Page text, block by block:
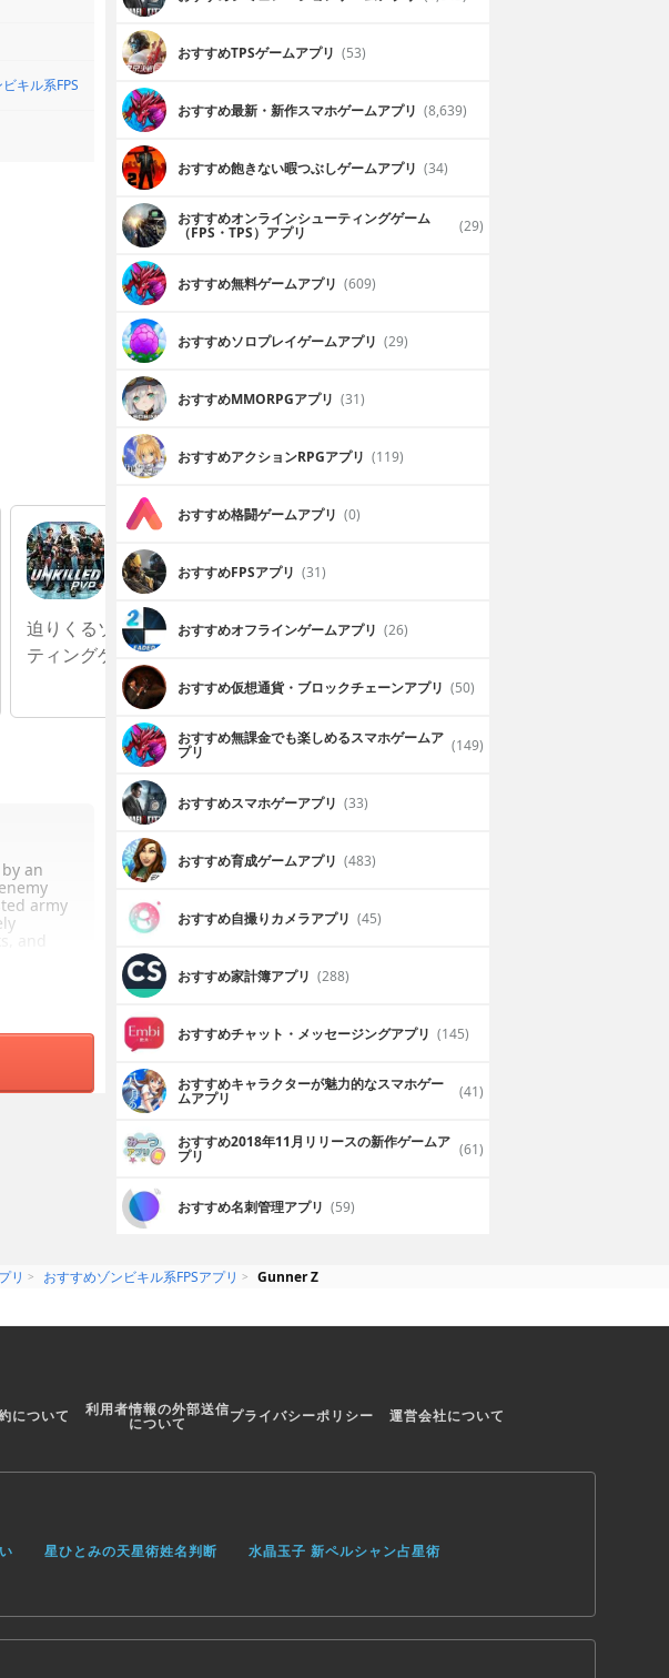
キル系FPS
UNKILLED PvP ゾン
ビ シューター
無料 MADFINGER Games, a.s.
迫りくるゾンビを打ち倒すシュー
ティングゲーム
リアルなゾンビに思わず鳥肌なシ
an
army
and
clear
おすすめTPSゲームアプリ (53)
おすすめ最新・新作スマホゲームアプリ (8,639)
おすすめ飽きない暇つぶしゲームアプリ (34)
おすすめオンラインシューティングゲーム
（FPS・TPS）アプリ (29)
おすすめ無料ゲームアプリ (609)
おすすめソロプレイゲームアプリ (29)
おすすめ MMORPGアプリ (31)
おすすめアクションRPGアプリ (119)
おすすめ格闘ゲームアプリ (0)
おすすめFPSアプリ (31)
おすすめオフラインゲームアプリ (26)
おすすめ仮想通貨・ブロックチェーンアプリ (50)
おすすめ無課金でも楽しめるスマホゲームア
プリ (149)
おすすめスマホゲーアプリ (33)
おすすめ育成ゲームアプリ (483)
おすすめ自撮りカメラアプリ (45)
おすすめ家計簿アプリ (288)
おすすめチャット・メッセージングアプリ (145)
おすすめキャラクターが魅力的なスマホゲー
ムアプリ (41)
おすすめ2018年11月リリースの新作ゲームア
プリ (61)
おすすめ名刺管理アプリ (59)
リ おすすめゾンビキル系FPSアプリ
Gunner Z
について 利用者情報の外部送信
について プライバシーポリシー 運営会社について
星ひとみの天星術姓名判断
水晶玉子 新ペルシャン占星術